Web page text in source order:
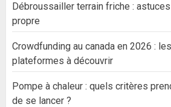
Débroussailler terrain friche :
propre
Crowdfunding au canada en 2026 :
plateformes à découvrir
Pompe à chaleur : quels critères
de se lancer ?